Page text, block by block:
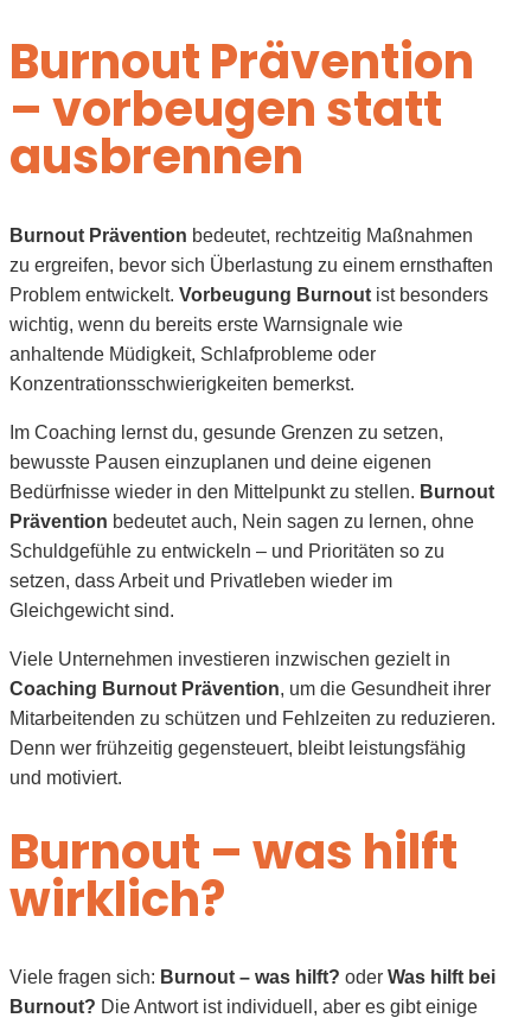
Burnout Prävention
– vorbeugen statt
ausbrennen
Burnout Prävention bedeutet, rechtzeitig Maßnahmen
zu ergreifen, bevor sich Überlastung zu einem ernsthaften
Problem entwickelt. Vorbeugung Burnout ist besonders
wichtig, wenn du bereits erste Warnsignale wie
anhaltende Müdigkeit, Schlafprobleme oder
Konzentrationsschwierigkeiten bemerkst.
Im Coaching lernst du, gesunde Grenzen zu setzen,
bewusste Pausen einzuplanen und deine eigenen
Bedürfnisse wieder in den Mittelpunkt zu stellen. Burnout
Prävention bedeutet auch, Nein sagen zu lernen, ohne
Schuldgefühle zu entwickeln – und Prioritäten so zu
setzen, dass Arbeit und Privatleben wieder im
Gleichgewicht sind.
Viele Unternehmen investieren inzwischen gezielt in
Coaching Burnout Prävention, um die Gesundheit ihrer
Mitarbeitenden zu schützen und Fehlzeiten zu reduzieren.
Denn wer frühzeitig gegensteuert, bleibt leistungsfähig
und motiviert.
Burnout – was hilft
wirklich?
Viele fragen sich: Burnout – was hilft? oder Was hilft bei
Burnout? Die Antwort ist individuell, aber es gibt einige